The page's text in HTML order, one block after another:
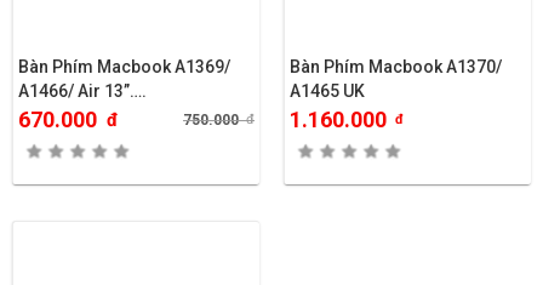
Bàn Phím Macbook A1369/
A1466/ Air 13”….
670.000 đ 750.000đ
Bàn Phím Macbook A1370/
A1465 UK
1.160.000 đ